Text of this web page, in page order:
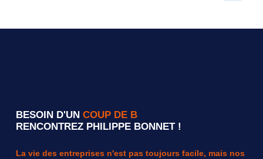
BESOIN D'UN COUP DE B
RENCONTREZ PHILIPPE BONNET !
La vie des entreprises n'est pas toujours facile, mais nos